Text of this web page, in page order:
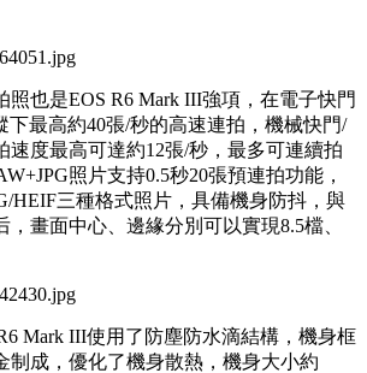
照也是EOS R6 Mark III強項，在電子快門
下最高約40張/秒的高速連拍，機械快門/
速度最高可達約12張/秒，最多可連續拍
照片支持0.5秒20張預連拍功能，
HEIF三種格式照片，具備機身防抖，與
畫面中心、邊緣分別可以實現8.5檔、
Mark III使用了防塵防水滴結構，機身框
制成，優化了機身散熱，機身大小約